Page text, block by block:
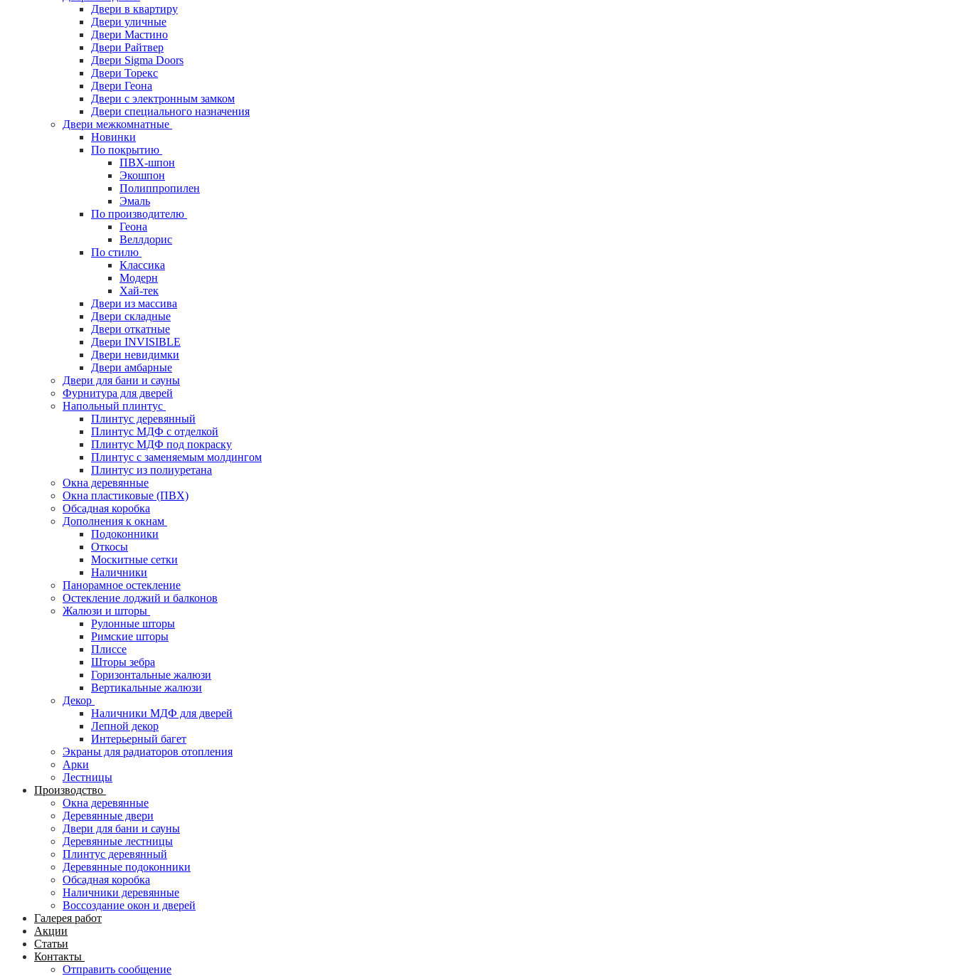
Двери в квартиру
Двери уличные
Двери Мастино
Двери Райтвер
Двери Sigma Doors
Двери Торекс
Двери Геона
Двери с электронным замком
Двери специального назначения
Двери межкомнатные
Новинки
По покрытию
ПВХ-шпон
Экошпон
Полиппропилен
Эмаль
По производителю
Геона
Веллдорис
По стилю
Классика
Модерн
Хай-тек
Двери из массива
Двери складные
Двери откатные
Двери INVISIBLE
Двери невидимки
Двери амбарные
Двери для бани и сауны
Фурнитура для дверей
Напольный плинтус
Плинтус деревянный
Плинтус МДФ с отделкой
Плинтус МДФ под покраску
Плинтус с заменяемым молдингом
Плинтус из полиуретана
Окна деревянные
Окна пластиковые (ПВХ)
Обсадная коробка
Дополнения к окнам
Подоконники
Откосы
Москитные сетки
Наличники
Панорамное остекление
Остекление лоджий и балконов
Жалюзи и шторы
Рулонные шторы
Римские шторы
Плиссе
Шторы зебра
Горизонтальные жалюзи
Вертикальные жалюзи
Декор
Наличники МДФ для дверей
Лепной декор
Интерьерный багет
Экраны для радиаторов отопления
Арки
Лестницы
Производство
Окна деревянные
Деревянные двери
Двери для бани и сауны
Деревянные лестницы
Плинтус деревянный
Деревянные подоконники
Обсадная коробка
Наличники деревянные
Воссоздание окон и дверей
Галерея работ
Акции
Статьи
Контакты
Отправить сообщение